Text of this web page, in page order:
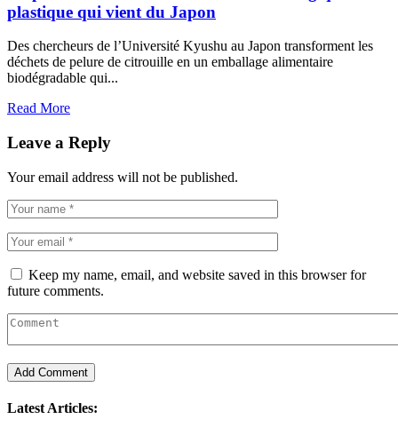
plastique qui vient du Japon
Des chercheurs de l’Université Kyushu au Japon transforment les
déchets de pelure de citrouille en un emballage alimentaire
biodégradable qui...
Read More
Leave a Reply
Your email address will not be published.
Keep my name, email, and website saved in this browser for
future comments.
Latest Articles: